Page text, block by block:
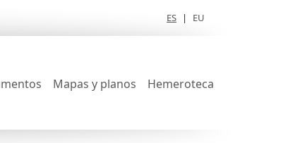
ES | EU
Mapas y planos Hemeroteca